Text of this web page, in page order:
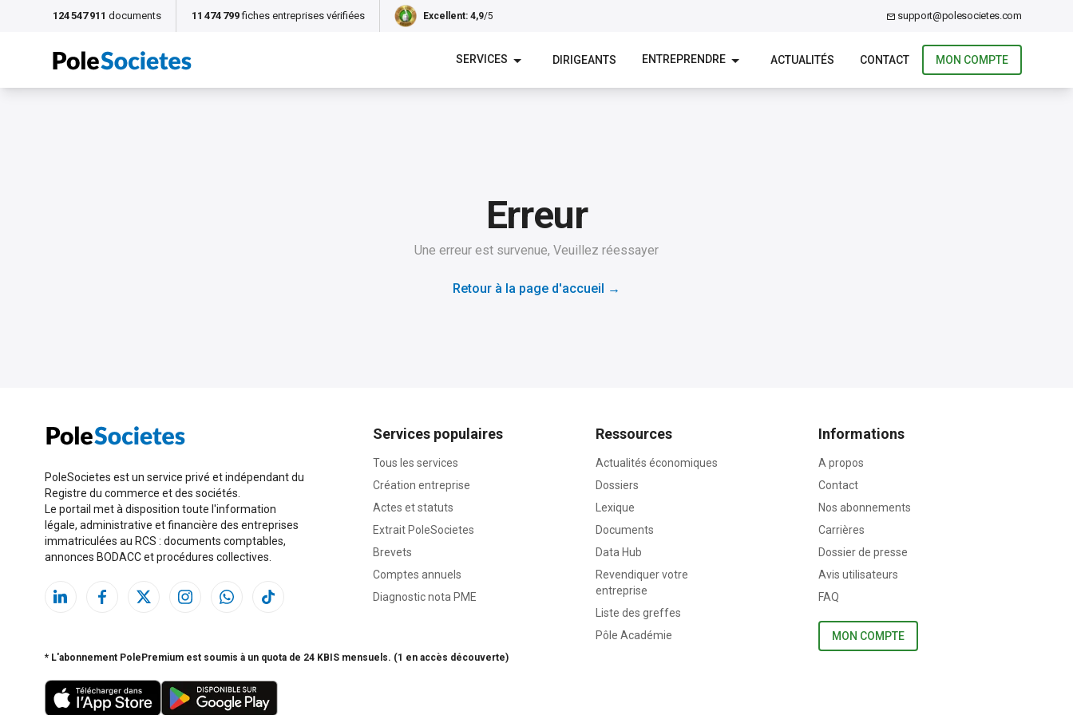
124 547 911 documents 11 474 799 fiches entreprises vérifiées Excellent: 4,9/5 support@polesocietes.com
SERVICES DIRIGEANTS ENTREPRENDRE ACTUALITÉS CONTACT MON COMPTE
Erreur
Une erreur est survenue, Veuillez réessayer
Retour à la page d'accueil →
PoleSocietes est un service privé et indépendant du
Registre du commerce et des sociétés.
Le portail met à disposition toute l'information
légale, administrative et financière des entreprises
immatriculées au RCS : documents comptables,
annonces BODACC et procédures collectives.
Services populaires
Tous les services
Création entreprise
Actes et statuts
Extrait PoleSocietes
Brevets
Comptes annuels
Diagnostic nota PME
Ressources
Actualités économiques
Dossiers
Lexique
Documents
Data Hub
Revendiquer votre
entreprise
Liste des greffes
Pôle Académie
Informations
A propos
Contact
Nos abonnements
Carrières
Dossier de presse
Avis utilisateurs
FAQ
MON COMPTE
* L'abonnement PolePremium est soumis à un quota de 24 KBIS mensuels. (1 en accès découverte)